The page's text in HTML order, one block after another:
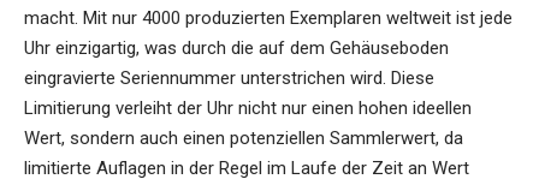
macht. Mit nur 4000 produzierten Exemplaren weltweit ist jede
Uhr einzigartig, was durch die auf dem Gehäuseboden
eingravierte Seriennummer unterstrichen wird. Diese
Limitierung verleiht der Uhr nicht nur einen hohen ideellen
Wert, sondern auch einen potenziellen Sammlerwert, da
limitierte Auflagen in der Regel im Laufe der Zeit an Wert